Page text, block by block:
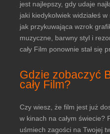
jest najlepszy, gdy udaje
jaki kiedykolwiek widziałeś
jak przykuwająca wzrok
muzyczne, barwny styl i
cały Film ponownie stał się
Gdzie zobaczyć
cały Film?
Czy wiesz, że film jest już
w kinach na całym świecie?
uśmiech zagości na Twojej